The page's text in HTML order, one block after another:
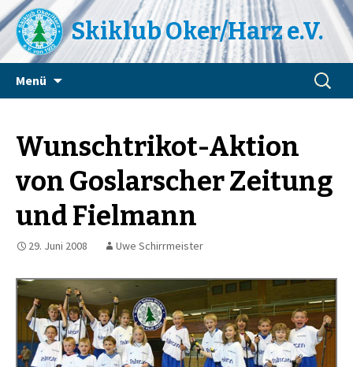
Skiklub Oker/Harz e.V.
Menü
Suchen
nach:
Wunschtrikot-Aktion
von Goslarscher Zeitung
und Fielmann
29. Juni 2008 Uwe Schirrmeister